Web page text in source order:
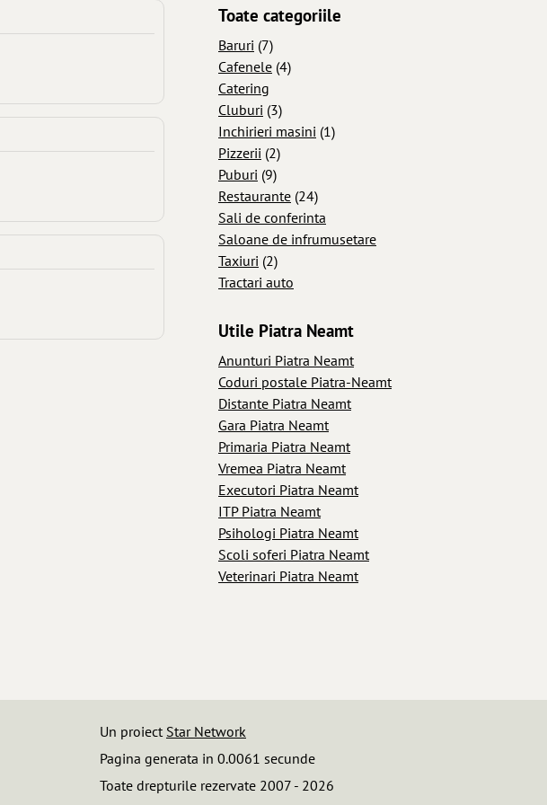
Toate categoriile
Baruri (7)
Cafenele (4)
Catering
Cluburi (3)
Inchirieri masini (1)
Pizzerii (2)
Puburi (9)
Restaurante (24)
Sali de conferinta
Saloane de infrumusetare
Taxiuri (2)
Tractari auto
Utile Piatra Neamt
Anunturi Piatra Neamt
Coduri postale Piatra-Neamt
Distante Piatra Neamt
Gara Piatra Neamt
Primaria Piatra Neamt
Vremea Piatra Neamt
Executori Piatra Neamt
ITP Piatra Neamt
Psihologi Piatra Neamt
Scoli soferi Piatra Neamt
Veterinari Piatra Neamt
Un proiect Star Network
Pagina generata in 0.0061 secunde
Toate drepturile rezervate 2007 - 2026